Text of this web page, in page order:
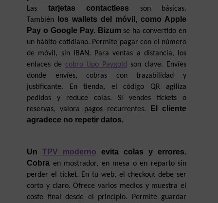
Las tarjetas contactless son básicas.
También los wallets del móvil, como Apple
Pay o Google Pay. Bizum se ha convertido en
un hábito cotidiano. Permite pagar con el número
de móvil, sin IBAN. Para ventas a distancia, los
enlaces de cobro tipo Paygold
son clave. Envíes
donde envíes, cobras con trazabilidad y
justificante. En tienda, el código QR agiliza
pedidos y reduce colas. Si vendes tickets o
reservas, valora pagos recurrentes. El cliente
agradece no repetir datos.
Un TPV moderno evita colas y errores.
Cobra en mostrador, en mesa o en reparto sin
perder el ticket. En tu web, el checkout debe ser
corto y claro. Ofrece varios medios y muestra el
coste final desde el principio. Permite guardar